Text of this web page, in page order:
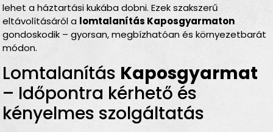
lehet a háztartási kukába dobni. Ezek szakszerű
eltávolításáról a lomtalanítás Kaposgyarmaton
gondoskodik – gyorsan, megbízhatóan és környezetbarát
módon.
Lomtalanítás Kaposgyarmat
– Időpontra kérhető és
kényelmes szolgáltatás